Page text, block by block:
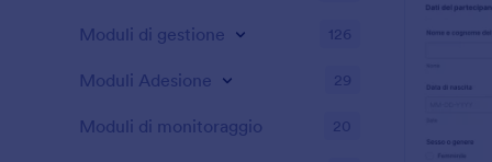
Moduli di gestione 126
Moduli Adesione 29
Moduli di monitoraggio 20